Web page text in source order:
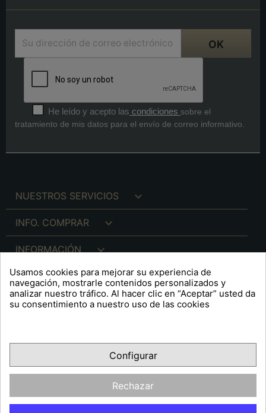
He leído y acepto las condiciones sobre el
tratamiento de mis datos para el envío de correo informativo.
NUESTROS SERVICIOS 
INFO. COMPRAR 
INFORMACIÓN 
INFO. LEGAL 
FacebookYouTubePinterest
OPINIONES CLIENTES
Usamos cookies para mejorar su experiencia de
navegación, mostrarle contenidos personalizados y
analizar nuestro tráfico. Al hacer clic en “Aceptar” usted da
su consentimiento a nuestro uso de las cookies
Configurar
Rechazar